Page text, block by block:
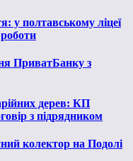
у полтавському ліцеї
ПриватБанку з
дерев: КП
з підрядником
колектор на Подолі